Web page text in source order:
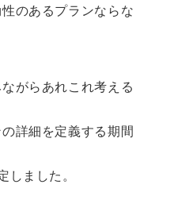
のあるプランならな
がらあれこれ考える
詳細を定義する期間
ました。